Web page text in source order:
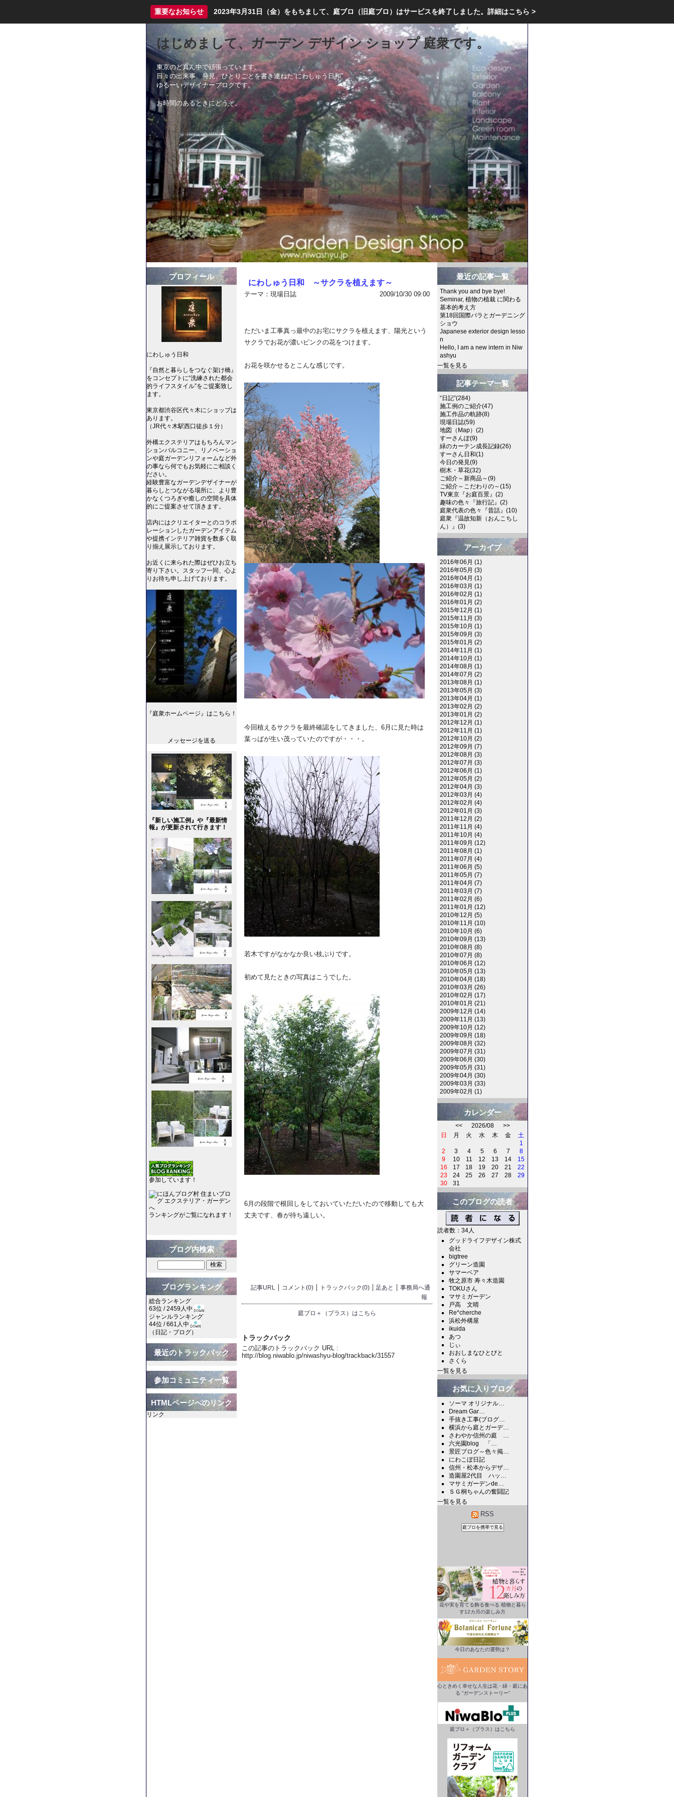
重要なお知らせ 2023年3月31日（金）をもちまして、庭ブロ（旧庭ブロ）はサービスを終了しました。 詳細はこちら >
はじめまして、ガーデン デザイン ショップ 庭衆です。
東京のど真ん中で頑張っています。
日々の出来事、発見、ひとりごとを書き連ねた”にわしゅう日和”
ゆるーいデザイナーブログです。
お時間のあるときにどうぞ。
にわしゅう日和 ～サクラを植えます～
テーマ： 現場日誌 2009/10/30 09:00
ただいま工事真っ最中のお宅にサクラを植えます、陽光という
サクラでお花が濃いピンクの花をつけます。
お花を咲かせるとこんな感じです。
今回植えるサクラを最終確認をしてきました、6月に見た時は
葉っぱが生い茂っていたのですが・・・。
若木ですがなかなか良い枝ぶりです。
初めて見たときの写真はこうでした。
6月の段階で根回しをしておいていただいたので移動しても大
丈夫です、春が待ち遠しい。
記事URL コメント(0) トラックバック(0) 足あと
事務局へ通
報
庭ブロ＋（プラス）はこちら
トラックバック
この記事のトラックバック URL :
http://blog.niwablo.jp/niwashyu-blog/trackback/31557
プロフィール
にわしゅう日和
『自然と暮らしをつなぐ架け橋』
をコンセプトに“洗練された都会
的ライフスタイル”をご提案致し
ます。
東京都渋谷区代々木にショップは
あります。
（JR代々木駅西口徒歩１分）
外構エクステリアはもちろんマン
ションバルコニー、リノベーショ
ンや庭ガーデンリフォームなど外
の事なら何でもお気軽にご相談く
ださい。
経験豊富なガーデンデザイナーが
暮らしとつながる場所に、より豊
かなくつろぎや癒しの空間を具体
的にご提案させて頂きます。
店内にはクリエイターとのコラボ
レーションしたガーデンアイテム
や提携インテリア雑貨を数多く取
り揃え展示しております。
お近くに来られた際はぜひお立ち
寄り下さい。スタッフ一同、心よ
りお待ち申し上げております。
『庭衆ホームページ』はこちら！
メッセージを送る
『新しい施工例』や『最新情
報』が更新されて行きます！
参加しています！
ランキングがご覧になれます！
ブログ内検索
ブログランキング
総合ランキング
63位 / 2459人中
ジャンルランキング
44位 / 661人中
（ 日記・ブログ）
最近のトラックバック
参加コミュニティ一覧
HTMLページへのリンク
リンク
最近の記事一覧
Thank you and bye bye!
Seminar, 植物の植栽 に関わる
基本的考え方
第18回国際バラとガーデニング
ショウ
Japanese exterior design lesso
n
Hello, I am a new intern in Niw
ashyu
一覧を見る
記事テーマ一覧
“日記”(284)
施工例のご紹介(47)
施工作品の軌跡(8)
現場日誌(59)
地図（Map）(2)
すーさんぽ(9)
緑のカーテン成長記録(26)
すーさん日和(1)
今日の発見(9)
樹木・草花(32)
ご紹介～新商品～(9)
ご紹介～こだわりの～(15)
TV東京『お庭百景』(2)
趣味の色々『旅行記』(2)
庭衆代表の色々『昔話』(10)
庭衆『温故知新（おんこちし
ん）』(3)
アーカイブ
2016年06月 (1)
2016年05月 (3)
2016年04月 (1)
2016年03月 (1)
2016年02月 (1)
2016年01月 (2)
2015年12月 (1)
2015年11月 (3)
2015年10月 (1)
2015年09月 (3)
2015年01月 (2)
2014年11月 (1)
2014年10月 (1)
2014年08月 (1)
2014年07月 (2)
2013年08月 (1)
2013年05月 (3)
2013年04月 (1)
2013年02月 (2)
2013年01月 (2)
2012年12月 (1)
2012年11月 (1)
2012年10月 (2)
2012年09月 (7)
2012年08月 (3)
2012年07月 (3)
2012年06月 (1)
2012年05月 (2)
2012年04月 (3)
2012年03月 (4)
2012年02月 (4)
2012年01月 (3)
2011年12月 (2)
2011年11月 (4)
2011年10月 (4)
2011年09月 (12)
2011年08月 (1)
2011年07月 (4)
2011年06月 (5)
2011年05月 (7)
2011年04月 (7)
2011年03月 (7)
2011年02月 (6)
2011年01月 (12)
2010年12月 (5)
2010年11月 (10)
2010年10月 (6)
2010年09月 (13)
2010年08月 (8)
2010年07月 (8)
2010年06月 (12)
2010年05月 (13)
2010年04月 (18)
2010年03月 (26)
2010年02月 (17)
2010年01月 (21)
2009年12月 (14)
2009年11月 (13)
2009年10月 (12)
2009年09月 (18)
2009年08月 (32)
2009年07月 (31)
2009年06月 (30)
2009年05月 (31)
2009年04月 (30)
2009年03月 (33)
2009年02月 (1)
カレンダー
<<2026/08 >>
日
月 火 水 木 金
土
1
2
3 4 5 6 7
8
9
10 11 12 13 14
15
16
17 18 19 20 21
22
23
24 25 26 27 28
29
30
31
このブログの読者
読者数：34人
グッドライフデザイン株式
会社
bigtree
グリーン造園
サマーベア
牧之原市 寿々木造園
TOKUさん
マサミガーデン
戸高 文晴
Re*cherche
浜松外構屋
ikuida
あつ
じぃ
おおしまなひとびと
さくら
一覧を見る
お気に入りブログ
ソーマ オリジナル…
Dream Gar…
手抜き工事(ブログ…
横浜から庭とガーデ…
さわやか信州の庭 …
六光園blog 「…
景匠ブログ～色々掲…
にわこぼ日記
信州・松本からデザ…
造園屋2代目 ハッ…
マサミガーデンde…
ＳＧ桐ちゃんの奮闘記
一覧を見る
RSS
花や実を育てる飾る食べる 植物と暮ら
す12カ月の楽しみ方
今日のあなたの運勢は？
心ときめく幸せな人生は花・緑・庭にあ
る “ガーデンストーリー”
庭ブロ＋（プラス）はこちら